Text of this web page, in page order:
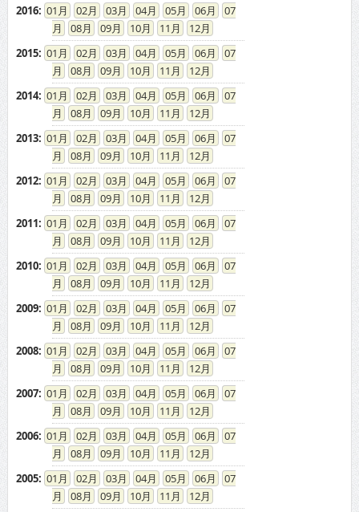
2016: 01 02 03 04 05 06
07
08
09 10 11
12
2015: 01 02 03 04 05 06
07
08
09 10 11
12
2014: 01 02 03 04 05 06
07
08
09 10 11
12
2013: 01 02 03 04 05 06
07
08
09 10 11
12
2012: 01 02 03 04 05 06
07
08
09 10 11
12
2011: 01 02 03 04 05 06
07
08
09 10 11
12
2010: 01 02 03 04 05 06
07
08
09 10 11
12
2009: 01 02 03 04 05 06
07
08
09 10 11
12
2008: 01 02 03 04 05 06
07
08
09 10 11
12
2007: 01 02 03 04 05 06
07
08
09 10 11
12
2006: 01 02 03 04 05 06
07
08
09 10 11
12
2005: 01 02 03 04 05 06
07
08
09 10 11
12